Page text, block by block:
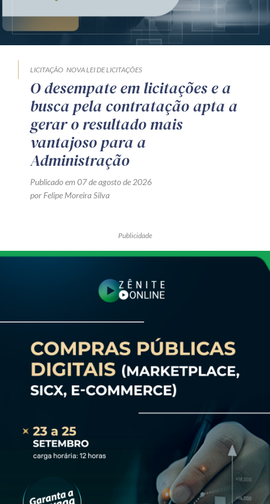
LICITAÇÃO NOVA LEI DE LICITAÇÕES
O desempate em licitações e a
busca pela contratação apta a
gerar o resultado mais
vantajoso para a
Administração
Publicado em 07 de agosto de 2026
por Felipe Moreira Silva
Publicidade